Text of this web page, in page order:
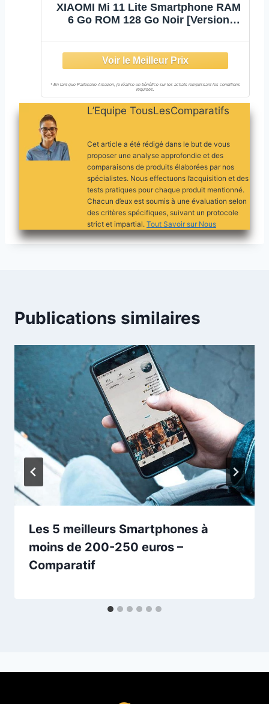
XIAOMI Mi 11 Lite Smartphone RAM
6 Go ROM 128 Go Noir [Version
L’Equipe TousLesComparatifs
Cet article a été rédigé dans le but de vous
proposer une analyse approfondie et des
comparaisons de produits élaborées par nos
spécialistes. Nous effectuons l’acquisition et des
tests pratiques pour chaque produit mentionné.
Chacun d’eux est soumis à une évaluation selon
des critères spécifiques, suivant un protocole
strict et impartial. Tout Savoir sur Nous
Publications similaires
Les 5 meilleurs Smartphones à
moins de 200-250 euros –
Comparatif